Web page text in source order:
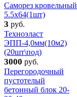
Саморез кровельный
5.5x64(1шт)
3 руб.
Техноэласт
ЭПП-4,0мм(10м2)
(20шт\под)
3000 руб.
Перегородочный
пустотелый
бетонный блок 20-